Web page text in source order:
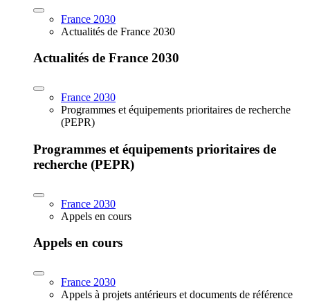
France 2030
Actualités de France 2030
Actualités de France 2030
France 2030
Programmes et équipements prioritaires de recherche
(PEPR)
Programmes et équipements prioritaires de
recherche (PEPR)
France 2030
Appels en cours
Appels en cours
France 2030
Appels à projets antérieurs et documents de référence